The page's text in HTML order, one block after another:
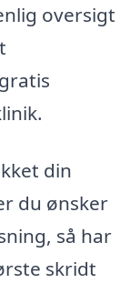
oversigt
din
du ønsker
så har
skridt